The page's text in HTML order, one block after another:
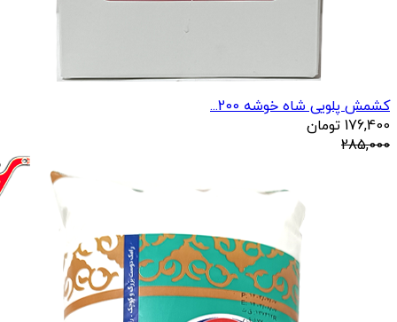
کشمش پلویی شاه خوشه 200...
176,400 تومان
285,000